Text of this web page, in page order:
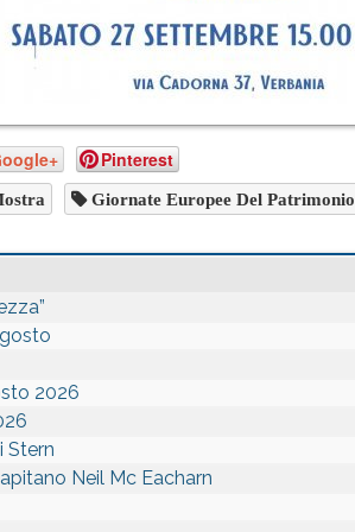
Pinterest
Giornate Europee Del Patrimonio
2026
Stern
Neil Mc Eacharn